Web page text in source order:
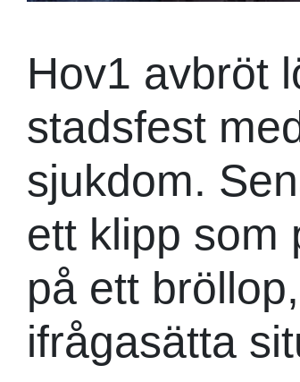
Hov1 avbröt
stadsfest
sjukdom.
ett klipp som
på ett
ifrågasätta